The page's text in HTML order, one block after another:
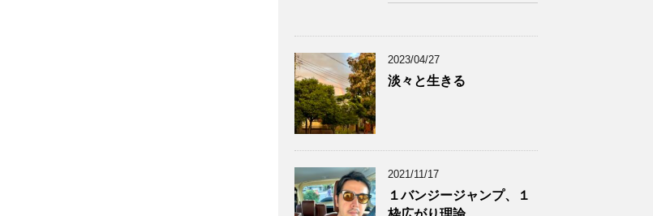
2023/04/27
淡々と生きる
2021/11/17
１バンジージャンプ、１